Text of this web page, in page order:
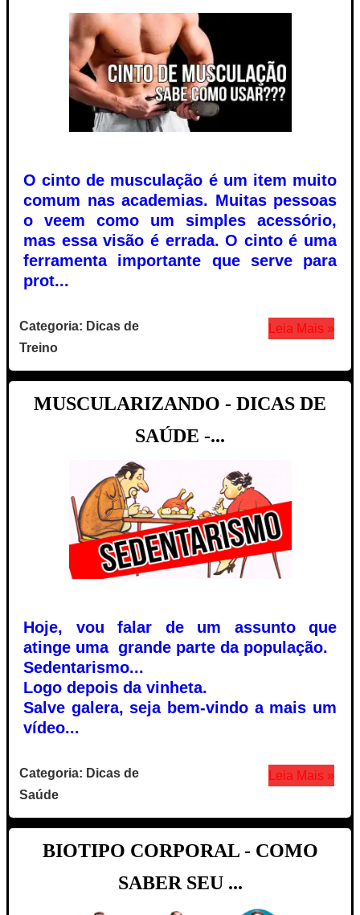
O cinto de musculação é um item muito
comum nas academias. Muitas pessoas
o veem como um simples acessório,
mas essa visão é errada. O cinto é uma
ferramenta importante que serve para
prot...
Categoria: Dicas de
Treino
Leia Mais »
MUSCULARIZANDO - DICAS DE
SAÚDE -...
Hoje, vou falar de um assunto que
atinge uma grande parte da população.
Sedentarismo...
Logo depois da vinheta.
Salve galera, seja bem-vindo a mais um
vídeo...
Categoria: Dicas de
Saúde
Leia Mais »
BIOTIPO CORPORAL - COMO
SABER SEU ...